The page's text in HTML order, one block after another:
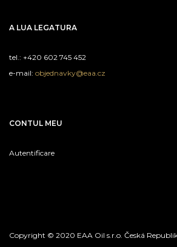
A LUA LEGATURA
tel.: +420 602 745 452
e-mail: objednavky@eaa.cz
CONTUL MEU
Autentificare
Copyright © 2020 EAA Oil s.r.o. Česká